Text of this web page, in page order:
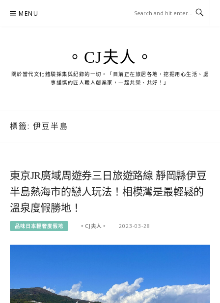
MENU
。CJ夫人。
關於當代文化體驗採集與紀錄的一切。「目前正在旅居各地，挖掘用心生活、處
事謹慎的匠人職人創業家，一起共榮、共好！」
標籤: 伊豆半島
東京JR廣域周遊券三日旅遊路線 靜岡縣伊豆
半島熱海市的戀人玩法！相模灣是最輕鬆的
溫泉度假勝地！
品味日本輕奢度假地 。CJ夫人。 2023-03-28